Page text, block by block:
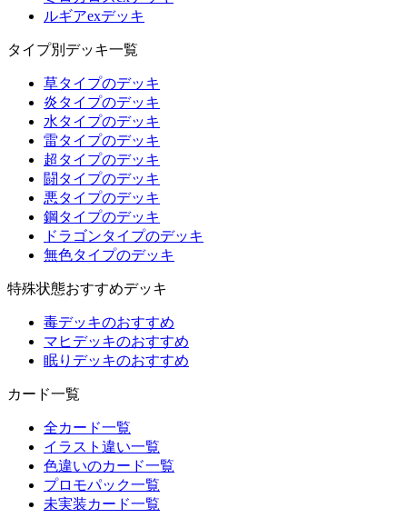
ルギアexデッキ
タイプ別デッキ一覧
草タイプのデッキ
炎タイプのデッキ
水タイプのデッキ
雷タイプのデッキ
超タイプのデッキ
闘タイプのデッキ
悪タイプのデッキ
鋼タイプのデッキ
ドラゴンタイプのデッキ
無色タイプのデッキ
特殊状態おすすめデッキ
毒デッキのおすすめ
マヒデッキのおすすめ
眠りデッキのおすすめ
カード一覧
全カード一覧
イラスト違い一覧
色違いのカード一覧
プロモパック一覧
未実装カード一覧